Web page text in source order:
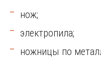
нож;
электропила;
ножницы по